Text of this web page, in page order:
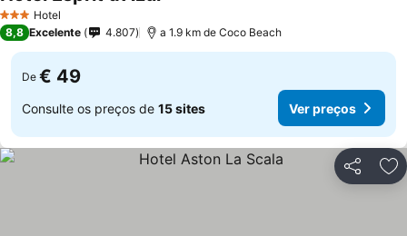
3 EstrelasHotel
8,8 Excelente 4.807 a 1.9 km de Coco Beach
De € 49
Consulte os preços de 15 sites Ver preços
Partilhar